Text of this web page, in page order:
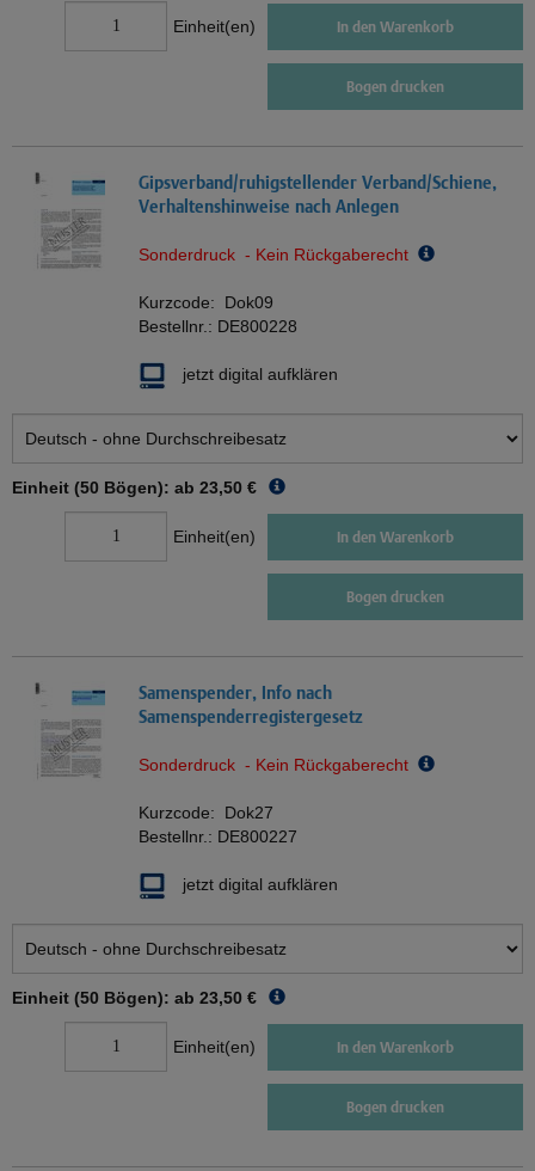
Einheit(en) In den Warenkorb
Bogen drucken
Gipsverband/ruhigstellender Verband/Schiene,
Verhaltenshinweise nach Anlegen
Sonderdruck - Kein Rückgaberecht
Kurzcode: Dok09
Bestellnr.: DE800228
jetzt digital aufklären
Einheit (50 Bögen): ab 23,50 €
Einheit(en) In den Warenkorb
Bogen drucken
Samenspender, Info nach
Samenspenderregistergesetz
Sonderdruck - Kein Rückgaberecht
Kurzcode: Dok27
Bestellnr.: DE800227
jetzt digital aufklären
Einheit (50 Bögen): ab 23,50 €
Einheit(en) In den Warenkorb
Bogen drucken